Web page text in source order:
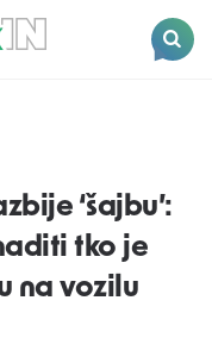
‘šajbu’:
tko je
na vozilu